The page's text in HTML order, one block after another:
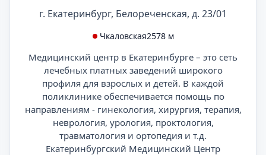
г. Екатеринбург, Белореченская, д. 23/01
Чкаловская2578 м
Медицинский центр в Екатеринбурге – это сеть
лечебных платных заведений широкого
профиля для взрослых и детей. В каждой
поликлинике обеспечивается помощь по
направлениям - гинекология, хирургия, терапия,
неврология, урология, проктология,
травматология и ортопедия и т.д.
Екатеринбургский Медицинский Центр